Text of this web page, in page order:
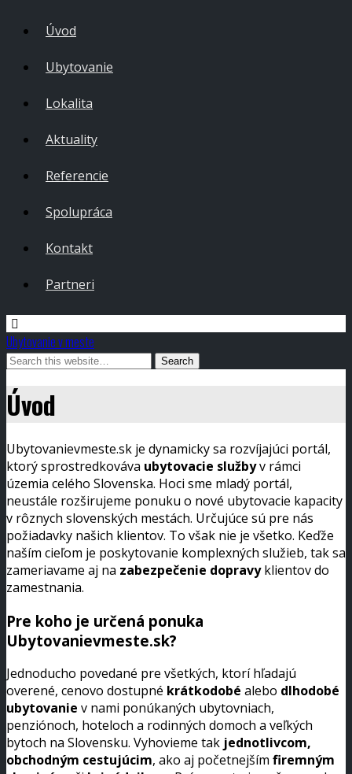
Úvod
Ubytovanie
Lokalita
Aktuality
Referencie
Spolupráca
Kontakt
Partneri
Ubytovanie v meste
Úvod
Ubytovanievmeste.sk je dynamicky sa rozvíjajúci portál,
ktorý sprostredkováva ubytovacie službyv rámci
územia celého Slovenska. Hoci sme mladý portál,
neustále rozširujeme ponuku o nové ubytovacie kapacity
v rôznych slovenských mestách. Určujúce sú pre nás
požiadavky našich klientov. To však nie je všetko. Keďže
naším cieľom je poskytovanie komplexných služieb, tak sa
zameriavame aj na zabezpečenie dopravyklientov do
zamestnania.
Pre koho je určená ponuka
Ubytovanievmeste.sk?
Jednoducho povedané pre všetkých, ktorí hľadajú
overené, cenovo dostupné krátkodobé alebo dlhodobé
ubytovanie v nami ponúkaných ubytovniach,
penziónoch, hoteloch a rodinných domoch a veľkých
bytoch na Slovensku. Vyhovieme tak jednotlivcom,
obchodným cestujúcim, ako aj početnejším firemným